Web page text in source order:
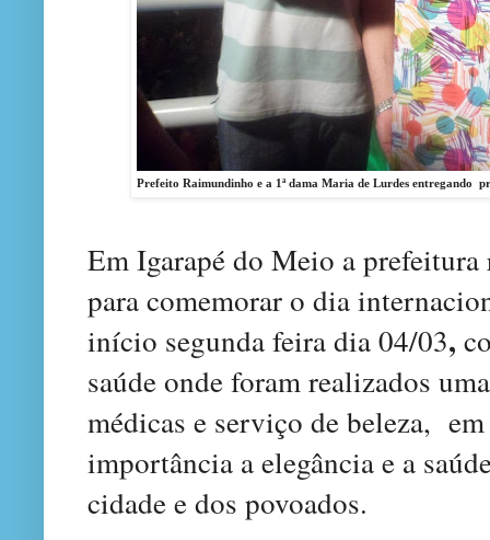
Prefeito Raimundinho e a 1ª dama Maria de Lurdes entregando
Em Igarapé do Meio a prefeitura
para comemorar o dia
início segunda feira dia 04/03,
saúde onde foram realizados
médicas e serviço de beleza,
importância a elegância e a
cidade e dos povoados.